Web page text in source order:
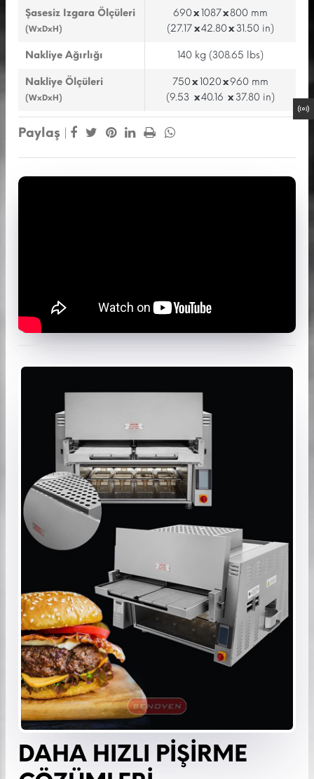
Şasesiz Izgara Ölçüleri
(WxDxH)
690x1087x800 mm
(27.17x42.80x 31.50 in)
Nakliye Ağırlığı 140 kg (308.65 lbs)
Nakliye Ölçüleri
(WxDxH)
750x1020x960 mm
(9.53 x40.16 x 37.80 in)
Paylaş |
DAHA HIZLI PİŞİRME